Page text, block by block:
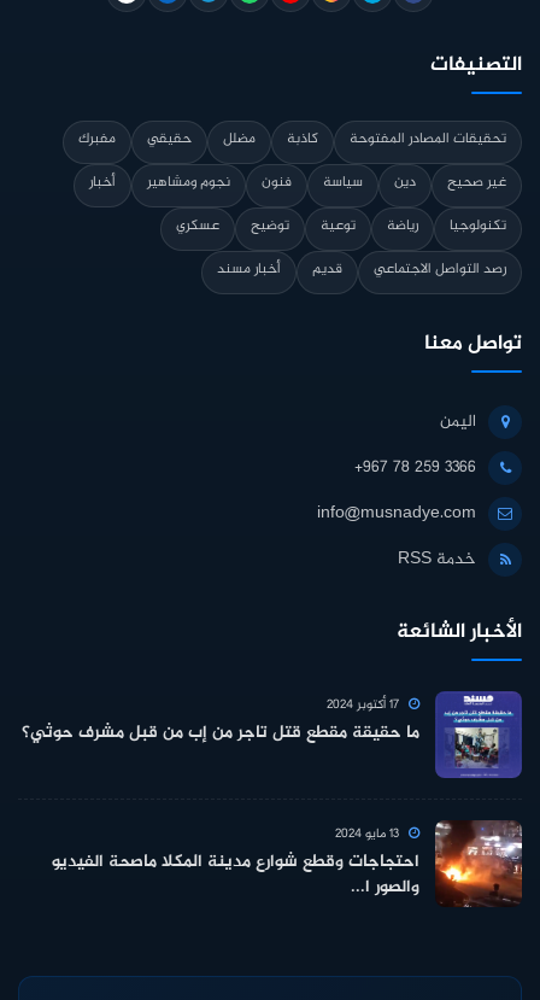
التصنيفات
تحقيقات المصادر المفتوحة كاذبة مضلل حقيقي
مفبرك
غير صحيح
دين سياسة فنون نجوم ومشاهير
أخبار
تكنولوجيا
رياضة توعية توضيح
عسكري
رصد التواصل الاجتماعي
قديم أخبار مسند
تواصل معنا
اليمن
+967 78 259 3366
info@musnadye.com
خدمة RSS
الأخبار الشائعة
ما حقيقة مقطع قتل تاجر من إب من قبل مشرف حوثي؟
احتجاجات وقطع شوارع مدينة المكلا ماصحة الفيديو
والصور ا...